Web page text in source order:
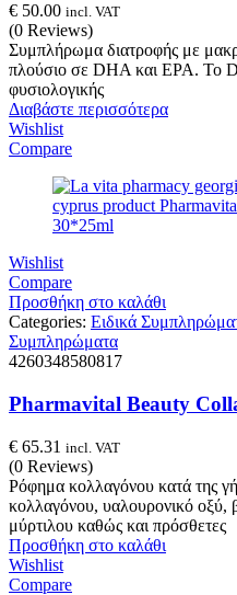
€ 50.00 incl. VAT
(0 Reviews)
Συμπλήρωμα διατροφής με
πλούσιο σε DHA και EPA. Το
φυσιολογικής
Διαβάστε περισσότερα
Wishlist
Compare
Wishlist
Compare
Προσθήκη στο καλάθι
Categories: Ειδικά
Συμπληρώματα
4260348580817
Pharmavital Beauty
€ 65.31 incl. VAT
(0 Reviews)
Ρόφημα κολλαγόνου κατά της
κολλαγόνου, υαλουρονικό οξύ,
μύρτιλου καθώς και πρόσθετες
Προσθήκη στο καλάθι
Wishlist
Compare